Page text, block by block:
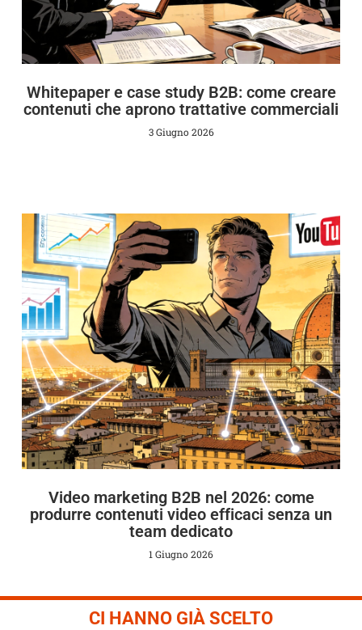
Whitepaper e case study B2B: come creare
contenuti che aprono trattative commerciali
3 Giugno 2026
Video marketing B2B nel 2026: come
produrre contenuti video efficaci senza un
team dedicato
1 Giugno 2026
CI HANNO GIÀ SCELTO